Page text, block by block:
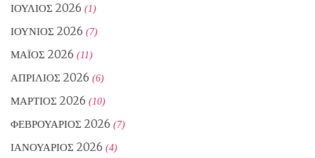
ΙΟΎΛΙΟΣ 2026 (1)
ΙΟΎΝΙΟΣ 2026 (7)
ΜΆΙΟΣ 2026 (11)
ΑΠΡΊΛΙΟΣ 2026 (6)
ΜΆΡΤΙΟΣ 2026 (10)
ΦΕΒΡΟΥΆΡΙΟΣ 2026 (7)
ΙΑΝΟΥΆΡΙΟΣ 2026 (4)